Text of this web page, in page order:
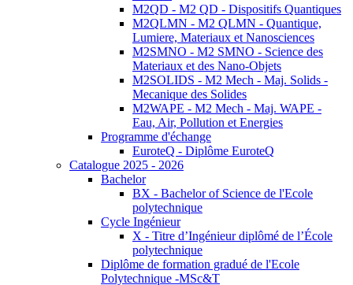
M2QD - M2 QD - Dispositifs Quantiques
M2QLMN - M2 QLMN - Quantique,
Lumiere, Materiaux et Nanosciences
M2SMNO - M2 SMNO - Science des
Materiaux et des Nano-Objets
M2SOLIDS - M2 Mech - Maj. Solids -
Mecanique des Solides
M2WAPE - M2 Mech - Maj. WAPE -
Eau, Air, Pollution et Energies
Programme d'échange
EuroteQ - Diplôme EuroteQ
Catalogue 2025 - 2026
Bachelor
BX - Bachelor of Science de l'Ecole
polytechnique
Cycle Ingénieur
X - Titre d’Ingénieur diplômé de l’École
polytechnique
Diplôme de formation gradué de l'Ecole
Polytechnique -MSc&T